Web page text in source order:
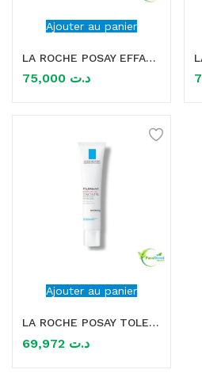
Ajouter au panier
LA ROCHE POSAY EFFACLAR GEL PURIFIANT 400ml
د.ت
Ajouter au panier
LA ROCHE POSAY TOLERIANE KERIUM DS CONCENTRATE 40ML
د.ت